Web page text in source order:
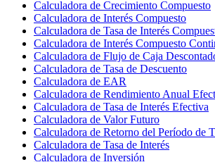
Calculadora de Crecimiento Compuesto
Calculadora de Interés Compuesto
Calculadora de Tasa de Interés
Calculadora de Interés Compuesto
Calculadora de Flujo de Caja
Calculadora de Tasa de Descuento
Calculadora de EAR
Calculadora de Rendimiento Anual
Calculadora de Tasa de Interés Efectiva
Calculadora de Valor Futuro
Calculadora de Retorno del Período de
Calculadora de Tasa de Interés
Calculadora de Inversión